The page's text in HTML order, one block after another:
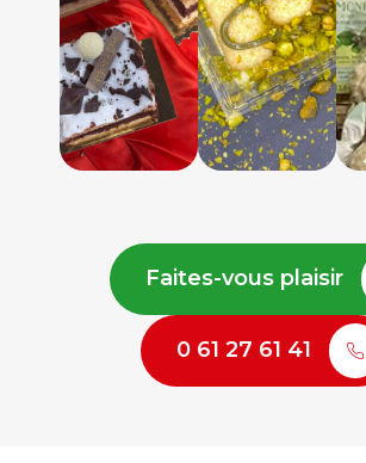
Faites-vous plaisir
0 61 27 61 41